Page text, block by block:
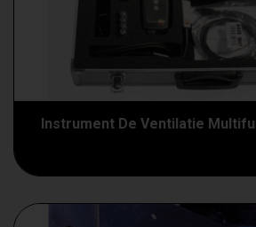
Instrument De Ventilatie